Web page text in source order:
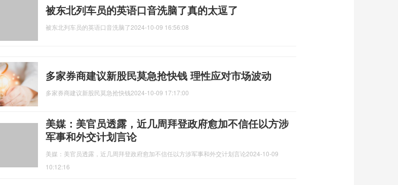
被东北列车员的英语口音洗脑了真的太逗了
被东北列车员的英语口音洗脑了2024-10-09 16:56:08
多家券商建议新股民莫急抢快钱 理性应对市场波动
多家券商建议新股民莫急抢快钱2024-10-09 17:17:00
美媒：美官员透露，近几周拜登政府愈加不信任以方涉
军事和外交计划言论
美媒：美官员透露，近几周拜登政府愈加不信任以方涉军事和外交计划言论2024-10-09
10:12:16